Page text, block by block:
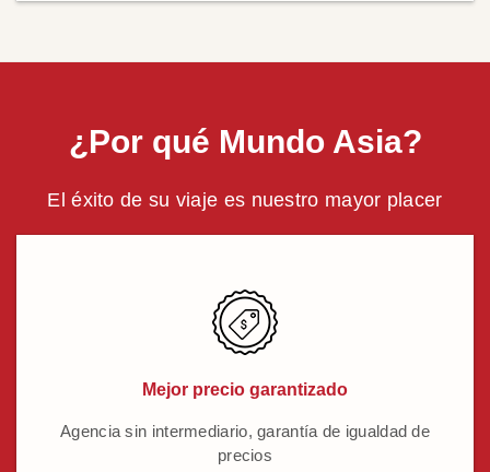
¿Por qué Mundo Asia?
El éxito de su viaje es nuestro mayor placer
Mejor precio garantizado
Agencia sin intermediario, garantía de igualdad de
precios